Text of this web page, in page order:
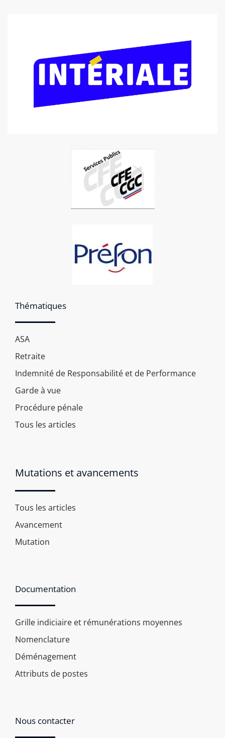
Thématiques
ASA
Retraite
Indemnité de Responsabilité et de Performance
Garde à vue
Procédure pénale
Tous les articles
Mutations et avancements
Tous les articles
Avancement
Mutation
Documentation
Grille indiciaire et rémunérations moyennes
Nomenclature
Déménagement
Attributs de postes
Nous contacter